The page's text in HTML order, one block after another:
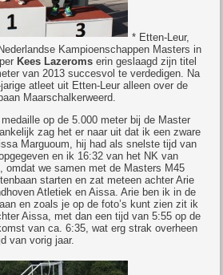
* Etten-Leur,
Kampioenschappen Masters in
Kees Lazeroms erin geslaagd zijn titel
van 2013 succesvol te verdedigen. Na
atleet uit Etten-Leur alleen over de
Maarschalkerweerd.
op de 5.000 meter bij de Master
zag het er naar uit dat ik een zware
Marguoum, hij had als snelste tijd van
en ik 16:32 van het NK van
omdat we samen met de Masters M45
starten en zat meteen achter Arie
Atletiek en Aissa. Arie ben ik in de
en zoals je op de foto’s kunt zien zit ik
Aissa, met dan een tijd van 5:55 op de
van ca. 6:35, wat erg strak overheen
van vorig jaar.